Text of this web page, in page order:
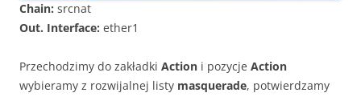
Chain: srcnat
Out. Interface: ether1
Przechodzimy do zakładki Action i pozycje Action
wybieramy z rozwijalnej listy masquerade, potwierdzamy